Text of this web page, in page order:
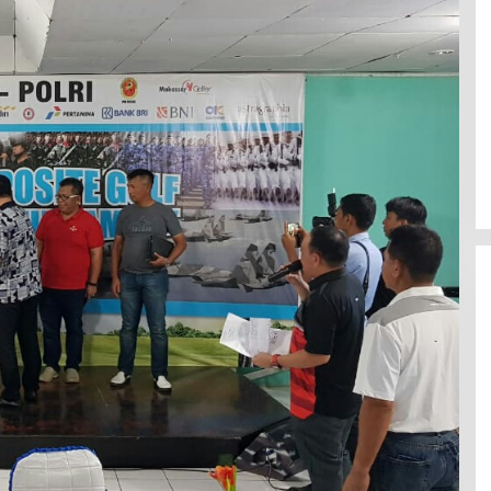
Polresta Mamuju Terapkan
Restorative Justice Kasus
Intimidasi Juru Parkir Jalan Emmy
Saelan